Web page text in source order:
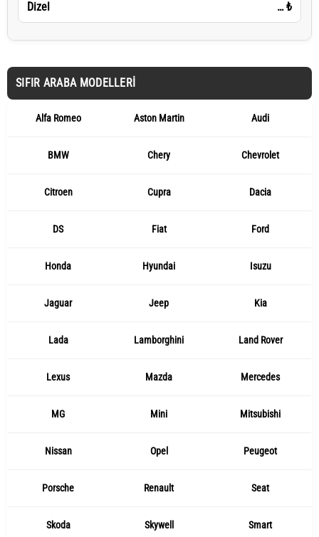
Dizel … ₺
SIFIR ARABA MODELLERI
Alfa Romeo Aston Martin Audi
BMW Chery Chevrolet
Citroen Cupra Dacia
DS Fiat Ford
Honda Hyundai Isuzu
Jaguar Jeep Kia
Lada Lamborghini Land Rover
Lexus Mazda Mercedes
MG Mini Mitsubishi
Nissan Opel Peugeot
Porsche Renault Seat
Skoda Skywell Smart